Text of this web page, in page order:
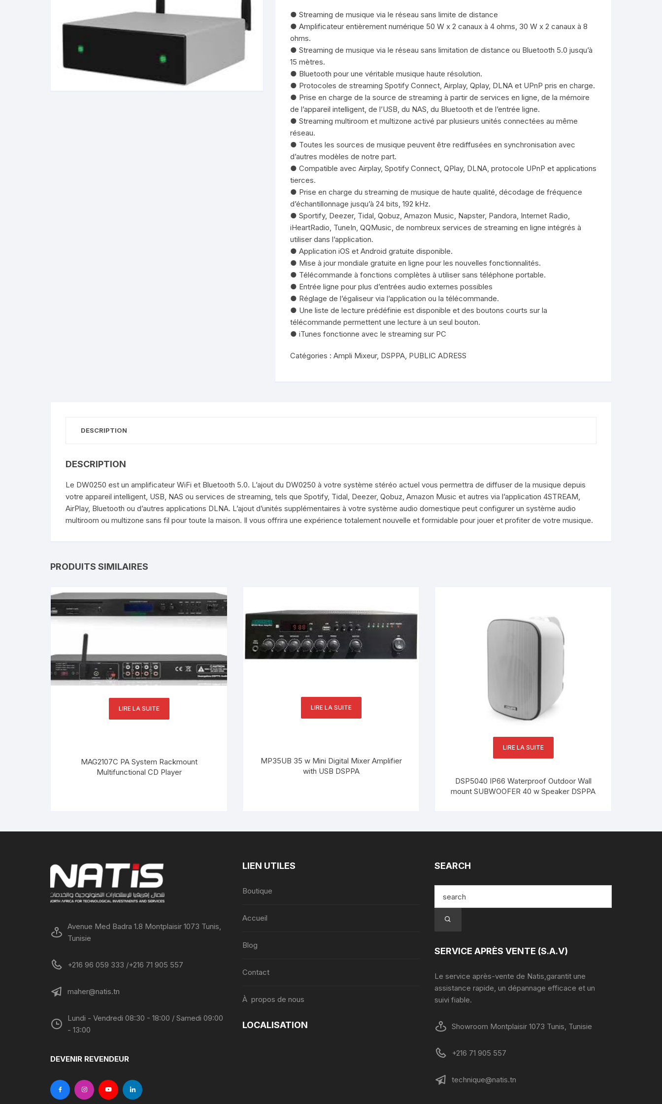
Amplificateur
Haut parleur plafonnier
Variateur de volume
● Streaming de musique via le réseau sans limite de distance
● Amplificateur entièrement numérique 50 W x 2 canaux à 4 ohms, 30 W x 2 canaux à 8
ohms.
● Streaming de musique via le réseau sans limitation de distance ou Bluetooth 5.0 jusqu’à
15 mètres.
● Bluetooth pour une véritable musique haute résolution.
● Protocoles de streaming Spotify Connect, Airplay, Qplay, DLNA et UPnP pris en charge.
● Prise en charge de la source de streaming à partir de services en ligne, de la mémoire
de l’appareil intelligent, de l’USB, du NAS, du Bluetooth et de l’entrée ligne.
● Streaming multiroom et multizone activé par plusieurs unités connectées au même
réseau.
● Toutes les sources de musique peuvent être rediffusées en synchronisation avec
d’autres modèles de notre part.
● Compatible avec Airplay, Spotify Connect, QPlay, DLNA, protocole UPnP et applications
tierces.
● Prise en charge du streaming de musique de haute qualité, décodage de fréquence
d’échantillonnage jusqu’à 24 bits, 192 kHz.
● Sportify, Deezer, Tidal, Qobuz, Amazon Music, Napster, Pandora, Internet Radio,
iHeartRadio, TuneIn, QQMusic, de nombreux services de streaming en ligne intégrés à
utiliser dans l’application.
● Application iOS et Android gratuite disponible.
● Mise à jour mondiale gratuite en ligne pour les nouvelles fonctionnalités.
● Télécommande à fonctions complètes à utiliser sans téléphone portable.
● Entrée ligne pour plus d’entrées audio externes possibles
● Réglage de l’égaliseur via l’application ou la télécommande.
● Une liste de lecture prédéfinie est disponible et des boutons courts sur la
télécommande permettent une lecture à un seul bouton.
● iTunes fonctionne avec le streaming sur PC
Catégories : Ampli Mixeur, DSPPA, PUBLIC ADRESS
DESCRIPTION
DESCRIPTION
Le DW0250 est un amplificateur WiFi et Bluetooth 5.0. L’ajout du DW0250 à votre système stéréo actuel vous permettra de diffuser de la musique depuis
votre appareil intelligent, USB, NAS ou services de streaming, tels que Spotify, Tidal, Deezer, Qobuz, Amazon Music et autres via l’application 4STREAM,
AirPlay, Bluetooth ou d’autres applications DLNA. L’ajout d’unités supplémentaires à votre système audio domestique peut configurer un système audio
multiroom ou multizone sans fil pour toute la maison. Il vous offrira une expérience totalement nouvelle et formidable pour jouer et profiter de votre musique.
PRODUITS SIMILAIRES
LIRE LA SUITE
MAG2107C PA System Rackmount
Multifunctional CD Player
LIRE LA SUITE
MP35UB 35 w Mini Digital Mixer Amplifier
with USB DSPPA
LIRE LA SUITE
DSP5040 IP66 Waterproof Outdoor Wall
mount SUBWOOFER 40 w Speaker DSPPA
Avenue Med Badra 1.8 Montplaisir 1073 Tunis,
Tunisie
+216 96 059 333 /+216 71 905 557
maher@natis.tn
Lundi - Vendredi 08:30 - 18:00 / Samedi 09:00
- 13:00
DEVENIR REVENDEUR
LIEN UTILES
Boutique
Accueil
Blog
Contact
À propos de nous
LOCALISATION
SEARCH
SERVICE APRÈS VENTE (S.A.V)
Le service après-vente de Natis,garantit une
assistance rapide, un dépannage efficace et un
suivi fiable.
Showroom Montplaisir 1073 Tunis, Tunisie
+216 71 905 557
technique@natis.tn